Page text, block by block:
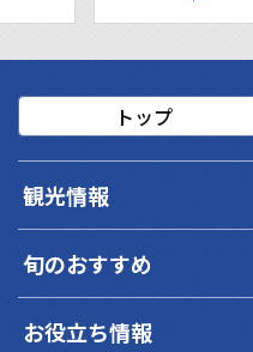
トップ
観光情報
旬のおすすめ
お役立ち情報